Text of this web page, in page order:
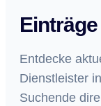
Entdecke
Dienstleister in
Suchende